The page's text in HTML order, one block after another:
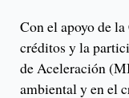
Con el apoyo de
créditos y la
de Aceleración
ambiental y en el